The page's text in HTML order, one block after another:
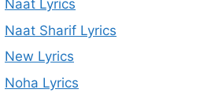
Naat Lyrics
Naat Sharif Lyrics
New Lyrics
Noha Lyrics